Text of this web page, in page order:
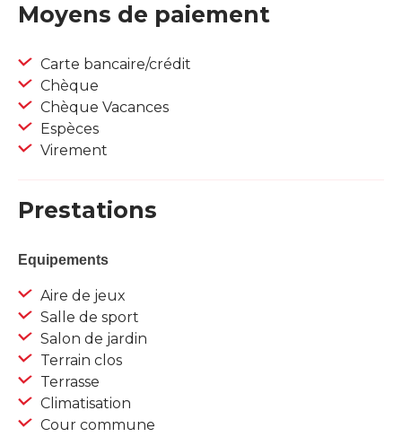
Moyens de paiement
Carte bancaire/crédit
Chèque
Chèque Vacances
Espèces
Virement
Prestations
Equipements
Aire de jeux
Salle de sport
Salon de jardin
Terrain clos
Terrasse
Climatisation
Cour commune